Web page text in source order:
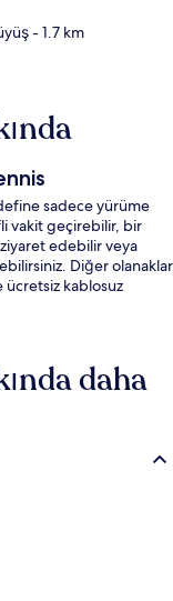
- 1.7 km
sadece yürüme
vakit geçirebilir, bir
edebilir veya
Diğer olanaklar
kablosuz
daha